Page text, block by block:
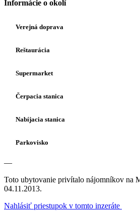
Informácie o okolí
Verejná doprava
Reštaurácia
Supermarket
Čerpacia stanica
Nabíjacia stanica
Parkovisko
—
Toto ubytovanie privítalo nájomníkov na
04.11.2013.
Nahlásiť priestupok v tomto inzeráte